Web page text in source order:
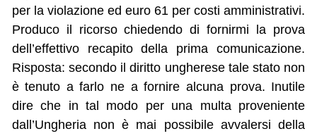
per la violazione ed euro 61 per costi amministrativi.
Produco il ricorso chiedendo di fornirmi la prova
dell’effettivo recapito della prima comunicazione.
Risposta: secondo il diritto ungherese tale stato non
è tenuto a farlo ne a fornire alcuna prova. Inutile
dire che in tal modo per una multa proveniente
dall’Ungheria non è mai possibile avvalersi della